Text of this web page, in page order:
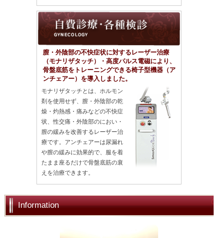
膣・外陰部の不快症状に対するレーザー治療
（モナリザタッチ）・高度パルス電磁により、
骨盤底筋をトレーニングできる椅子型機器（ア
ンチェアー）を導入しました。
モナリザタッチとは、ホルモン
剤を使用せず、膣・外陰部の乾
燥・灼熱感・痛みなどの不快症
状、性交痛・外陰部のにおい・
膣の緩みを改善するレーザー治
療です。アンチェアーは尿漏れ
や膣の緩みに効果的で、服を着
たまま座るだけで骨盤底筋の衰
えを治療できます。
Information